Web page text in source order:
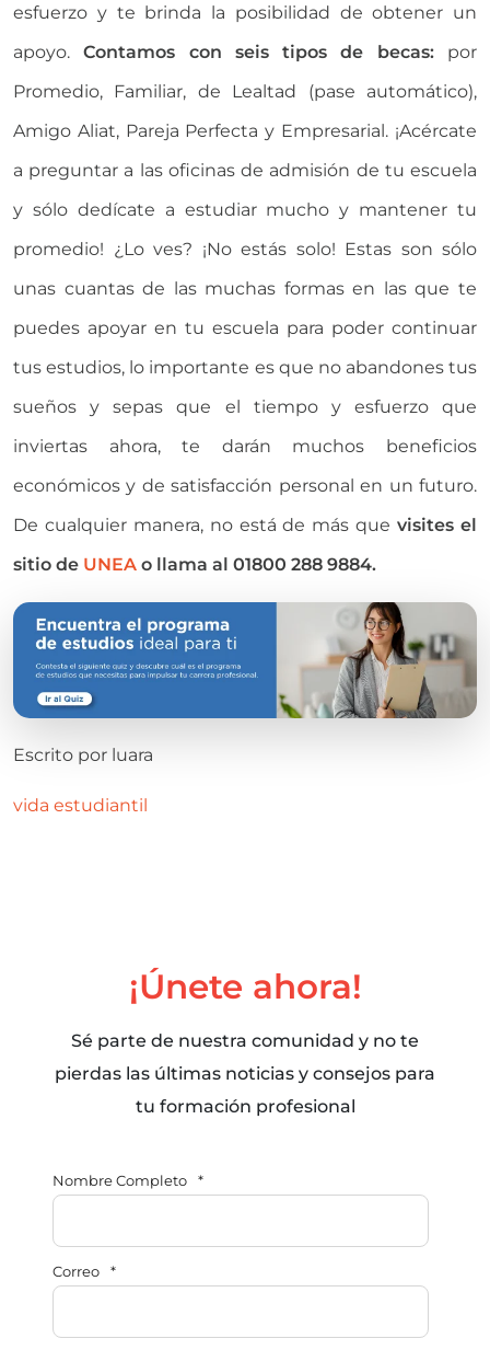
esfuerzo y te brinda la posibilidad de obtener un
apoyo.Contamos con seis tipos de becas:por
Promedio, Familiar, de Lealtad (pase automático),
Amigo Aliat, Pareja Perfecta y Empresarial. ¡Acércate
a preguntar a las oficinas de admisión de tu escuela
y sólo dedícate a estudiar mucho y mantener tu
promedio! ¿Lo ves? ¡No estás solo! Estas son sólo
unas cuantas de las muchas formas en las que te
puedes apoyar en tu escuela para poder continuar
tus estudios, lo importante es que no abandones tus
sueños y sepas que el tiempo y esfuerzo que
inviertas ahora, te darán muchos beneficios
económicos y de satisfacción personal en un futuro.
De cualquier manera, no está de más quevisites el
sitio de UNEA o llama al 01800 288 9884.
Escrito por luara
vida estudiantil
¡Únete ahora!
Sé parte de nuestra comunidad y no te
pierdas las últimas noticias y consejos para
tu formación profesional
Nombre Completo *
Correo *